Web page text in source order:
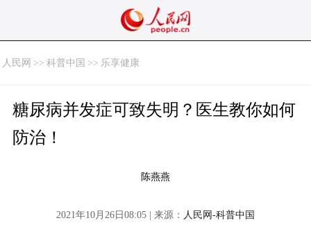
人民网 >> 科普中国 >> 乐享健康
糖尿病并发症可致失明？医生教你如何
防治！
陈燕燕
2021年10月26日08:05 | 来源： 人民网-科普中国